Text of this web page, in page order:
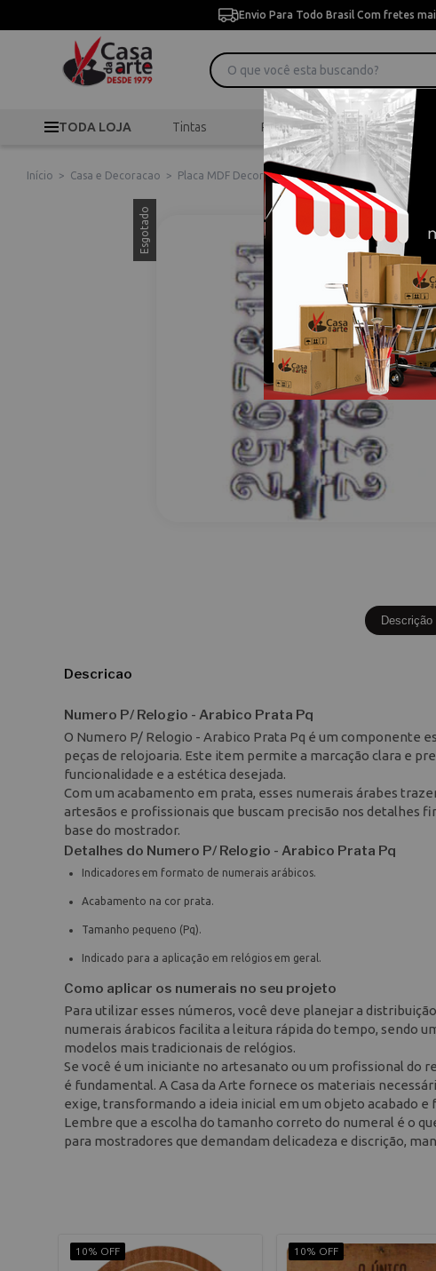
Envio Para Todo Brasil Com fretes
TODA LOJA Tintas Pincéis Desenho
Início > Casa e Decoracao > Placa MDF Decorativa > Numero P/ Relogio -
Esgotado
Descrição
Descricao
Numero P/ Relogio - Arabico Prata Pq
O Numero P/ Relogio - Arabico Prata Pq é um componente
peças de relojoaria. Este item permite a marcação clara e
funcionalidade e a estética desejada.
Com um acabamento em prata, esses numerais árabes
artesãos e profissionais que buscam precisão nos detalhes
base do mostrador.
Detalhes do Numero P/ Relogio - Arabico Prata Pq
Indicadores em formato de numerais arábicos.
Acabamento na cor prata.
Tamanho pequeno (Pq).
Indicado para a aplicação em relógios em geral.
Como aplicar os numerais no seu projeto
Para utilizar esses números, você deve planejar a
numerais árabicos facilita a leitura rápida do tempo, sendo
modelos mais tradicionais de relógios.
Se você é um iniciante no artesanato ou um profissional do
é fundamental. A Casa da Arte fornece os materiais
exige, transformando a ideia inicial em um objeto acabado e
Lembre que a escolha do tamanho correto do numeral é o
para mostradores que demandam delicadeza e discrição,
10% OFF 10% OFF